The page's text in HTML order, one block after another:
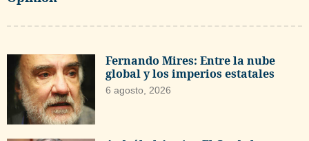
Fernando Mires: Entre la nube
global y los imperios estatales
6 agosto, 2026